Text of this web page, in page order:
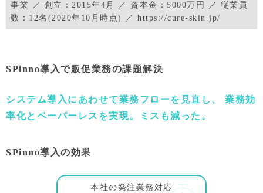
事業 ／ 創立：2015年4月 ／ 資本金：5000万円 ／ 従業員
数：12名(2020年10月時点) ／ https://cure-skin.jp/
SPinno導入で販促業務の課題解決
システム導入にあわせて業務フローを見直し、
業務効
率化とペーパーレスを実現。ミスも減った。
SPinno導入の効果
本社の発注業務対応